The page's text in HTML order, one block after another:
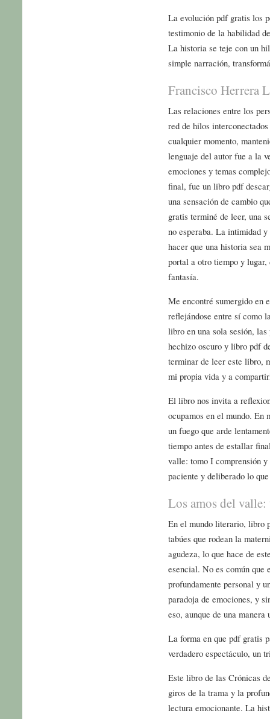
La evolución pdf gratis los
testimonio de la habilidad
La historia se teje con un
simple narración,
Francisco Herrera
Las relaciones entre los
red de hilos
cualquier momento,
lenguaje del autor fue a la
emociones y temas
final, fue un libro pdf
una sensación de cambio
gratis terminé de leer, una
no esperaba. La intimidad
hacer que una historia sea
portal a otro tiempo y
fantasía.
Me encontré sumergido en
reflejándose entre sí como
libro en una sola sesión,
hechizo oscuro y libro pdf
terminar de leer este libro,
mi propia vida y a
El libro nos invita a
ocupamos en el mundo. En
un fuego que arde
tiempo antes de estallar
valle: tomo I comprensión
paciente y deliberado lo
Los amos del
En el mundo literario, libro
tabúes que rodean la
agudeza, lo que hace de
esencial. No es común que
profundamente personal y
paradoja de emociones, y
eso, aunque de una manera
La forma en que pdf gratis
verdadero espectáculo, un
Este libro de las Crónicas
giros de la trama y la
lectura emocionante. La